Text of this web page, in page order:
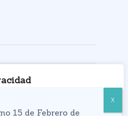
o contenidos
15 de Febrero de